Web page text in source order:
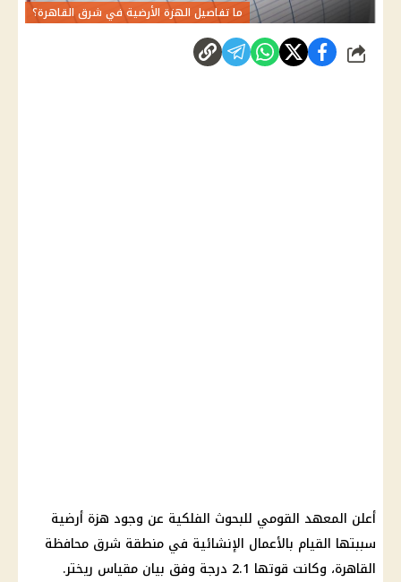
ما تفاصيل الهزة الأرضية في شرق القاهرة؟
شارك
أعلن المعهد القومي للبحوث الفلكية عن وجود هزة أرضية
سببتها القيام بالأعمال الإنشائية في منطقة شرق محافظة
القاهرة، وكانت قوتها 2.1 درجة وفق بيان مقياس ريختر.